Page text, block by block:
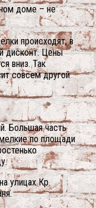
доме – не
происходят, в
дисконт. Цены
вниз. Так
совсем другой
Большая часть
по площади
улицах Кр.